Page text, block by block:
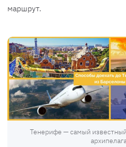
маршрут.
Тенерифе — самый